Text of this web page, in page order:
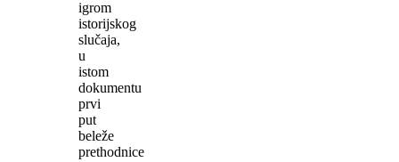
igrom
istorijskog
slučaja,
u
istom
dokumentu
prvi
put
beleže
prethodnice